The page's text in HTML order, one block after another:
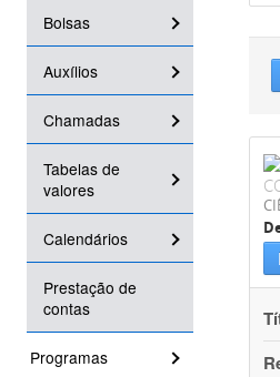
Bolsas
Auxílios
Chamadas
Tabelas de
valores
Calendários
Prestação de
contas
Programas